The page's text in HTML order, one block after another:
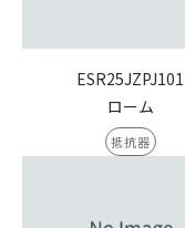
ESR25JZPJ101
ローム
抵抗器